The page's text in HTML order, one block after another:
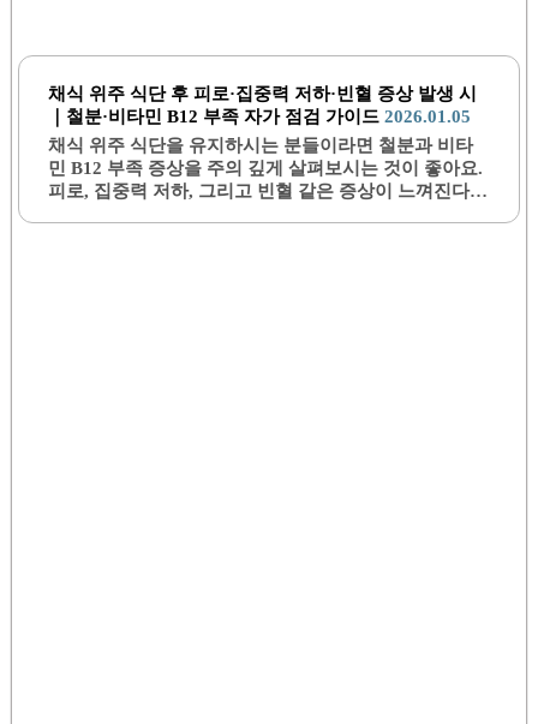
킬 수 있어요. 그래서 많은 사람들이 비타민 D의 중요성
양제로 섭취하기도 해요. 이번 글에서는 비타민 D 부족
증상과 검사 방법, 그리고 복용 시간에 대해 자세히 살펴
보도록 하겠습니다.1. 비타민 D 부족의 증상비타민 D가
부족하면 다양한 증상이 나타날 수 있어요. 가장 흔한 증
상 중 하나는 피로감이에요. 이러한 피로감은..
채식 위주 식단 후 피로·집중력 저하·빈혈 증상 발생 시
｜철분·비타민 B12 부족 자가 점검 가이드 2026.01.05
채식 위주 식단을 유지하시는 분들이라면 철분과 비타
민 B12 부족 증상을 주의 깊게 살펴보시는 것이 좋아요.
피로, 집중력 저하, 그리고 빈혈 같은 증상이 느껴진다면